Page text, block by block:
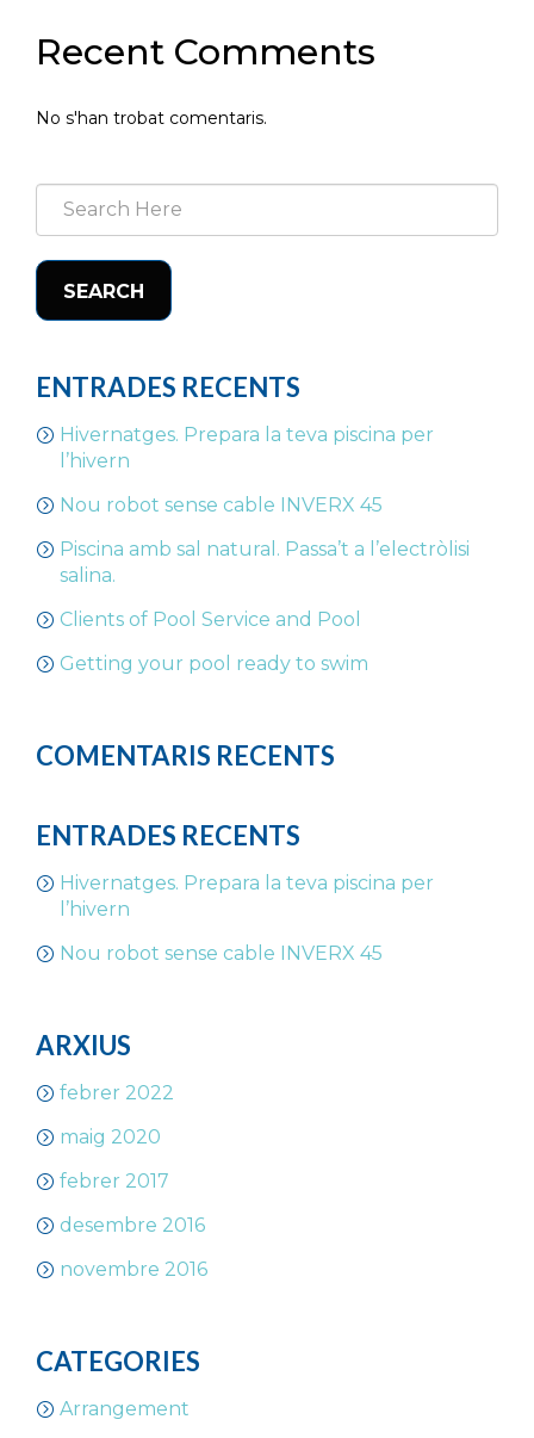
Recent Comments
No s'han trobat comentaris.
SEARCH
ENTRADES RECENTS
Hivernatges. Prepara la teva piscina per
l’hivern
Nou robot sense cable INVERX 45
Piscina amb sal natural. Passa’t a l’electròlisi
salina.
Clients of Pool Service and Pool
Getting your pool ready to swim
COMENTARIS RECENTS
ENTRADES RECENTS
Hivernatges. Prepara la teva piscina per
l’hivern
Nou robot sense cable INVERX 45
ARXIUS
febrer 2022
maig 2020
febrer 2017
desembre 2016
novembre 2016
CATEGORIES
Arrangement